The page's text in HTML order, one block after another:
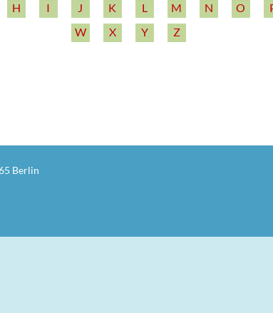
H I J K L M N O
W
X Y Z
Berlin